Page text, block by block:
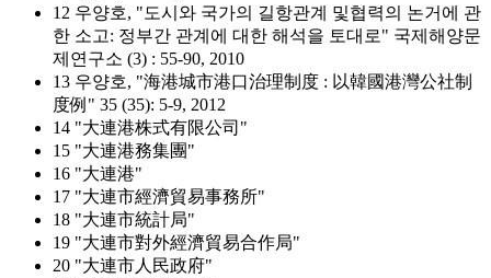
12 우양호, "도시와 국가의 길항관계 및협력의 논거에 관
한 소고: 정부간 관계에 대한 해석을 토대로" 국제해양문
제연구소 (3) : 55-90, 2010
13 우양호, "海港城市港口治理制度 : 以韓國港灣公社制
度例" 35 (35): 5-9, 2012
14 "大連港株式有限公司"
15 "大連港務集團"
16 "大連港"
17 "大連市經濟貿易事務所"
18 "大連市統計局"
19 "大連市對外經濟貿易合作局"
20 "大連市人民政府"